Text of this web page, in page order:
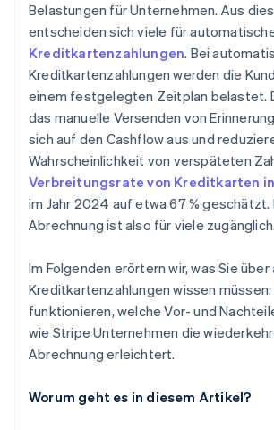
Regelmäßige Sicherheitsaudits
Erweiterte anteilmäßige
Umfassende Analysen und Einblicke
Entwicklerorientiertes Design
Internationaler und lokaler Support
Sicherheit und Compliance
Belastungen für Unternehmen. Aus
entscheiden sich viele für
Kreditkartenzahlungen. Bei
Kreditkartenzahlungen werden die
einem festgelegten Zeitplan belastet.
das manuelle Versenden von
sich auf den Cashflow aus und
Wahrscheinlichkeit von verspäteten
Verbreitungsrate von Kreditkarten
im Jahr 2024 auf etwa 67 %
Abrechnung ist also für viele zugänglich.
Im Folgenden erörtern wir, was Sie
Kreditkartenzahlungen wissen müssen:
funktionieren, welche Vor- und
wie Stripe Unternehmen die
Abrechnung erleichtert.
Worum geht es in diesem Artikel?